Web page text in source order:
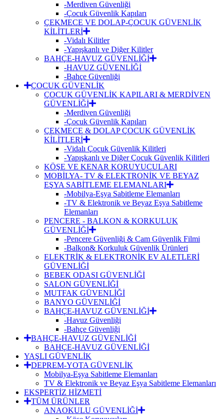
-Merdiven Güvenliği
-Çocuk Güvenlik Kapıları
ÇEKMECE VE DOLAP-ÇOCUK GÜVENLİK
KİLİTLERİ
-Vidalı Kilitler
-Yapışkanlı ve Diğer Kilitler
BAHÇE-HAVUZ GÜVENLİĞİ
-HAVUZ GÜVENLİĞİ
-Bahçe Güvenliği
ÇOCUK GÜVENLİK
ÇOCUK GÜVENLİK KAPILARI & MERDİVEN
GÜVENLİĞİ
-Merdiven Güvenliği
-Çocuk Güvenlik Kapıları
ÇEKMECE & DOLAP ÇOCUK GÜVENLİK
KİLİTLERİ
-Vidalı Çocuk Güvenlik Kilitleri
-Yapışkanlı ve Diğer Çocuk Güvenlik Kilitleri
KÖŞE VE KENAR KORUYUCULARI
MOBİLYA- TV & ELEKTRONİK VE BEYAZ
EŞYA SABİTLEME ELEMANLARI
-Mobilya-Eşya Sabitleme Elemanları
-TV & Elektronik ve Beyaz Eşya Sabitleme
Elemanları
PENCERE - BALKON & KORKULUK
GÜVENLİĞİ
-Pencere Güvenliği & Cam Güvenlik Filmi
-Balkon& Korkuluk Güvenlik Ürünleri
ELEKTRİK & ELEKTRONİK EV ALETLERİ
GÜVENLİĞİ
BEBEK ODASI GÜVENLİĞİ
SALON GÜVENLİĞİ
MUTFAK GÜVENLİĞİ
BANYO GÜVENLİĞİ
BAHÇE-HAVUZ GÜVENLİĞİ
-Havuz Güvenliği
-Bahçe Güvenliği
BAHÇE-HAVUZ GÜVENLİĞİ
BAHÇE-HAVUZ GÜVENLİĞİ
YAŞLI GÜVENLİK
DEPREM-YOTA GÜVENLİK
Mobilya-Eşya Sabitleme Elemanları
TV & Elektronik ve Beyaz Eşya Sabitleme Elemanları
EKSPERTİZ HİZMETİ
TÜM ÜRÜNLER
ANAOKULU GÜVENLİĞİ